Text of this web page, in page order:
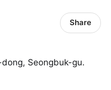
Share
Seongbuk-gu.